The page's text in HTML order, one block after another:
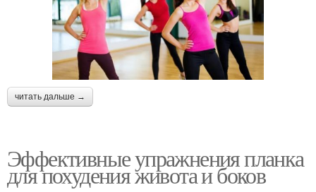
читать дальше →
Эффективные упражнения планка
для похудения живота и боков